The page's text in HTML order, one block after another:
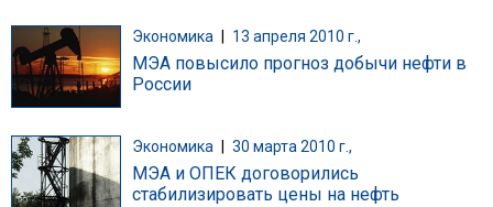
Экономика 13 апреля 2010 г.,
МЭА повысило прогноз добычи нефти в
России
Экономика 30 марта 2010 г.,
МЭА и ОПЕК договорились
стабилизировать цены на нефть